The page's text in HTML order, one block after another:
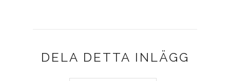
DELA DETTA INLÄGG